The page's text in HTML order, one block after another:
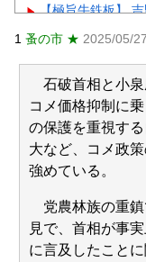
【極旨牛鉄板】
【復讐】 絶対に
た→20年経って見に
NEW!
同僚の美人に土
NEW!
【物議】小原ブ
アラフォー本音噴出
【物議】長瀬智也
元AKB社長、22
パチンコ京楽産業
元AKB社長、22
パチンコ京楽産業に
1 蚤の市 ★ 2025/05/
石破首相と小泉
コメ価格抑制に
の保護を重視す
大など、コメ政
強めている。
党農林族の重鎮
見で、首相が事
に言及したことに